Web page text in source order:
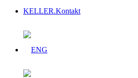
KELLER.Kontakt